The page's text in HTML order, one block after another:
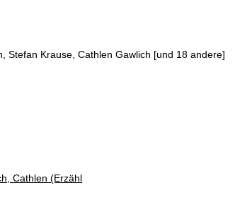
Stefan Krause, Cathlen Gawlich [und 18 andere]
Cathlen (Erzähl